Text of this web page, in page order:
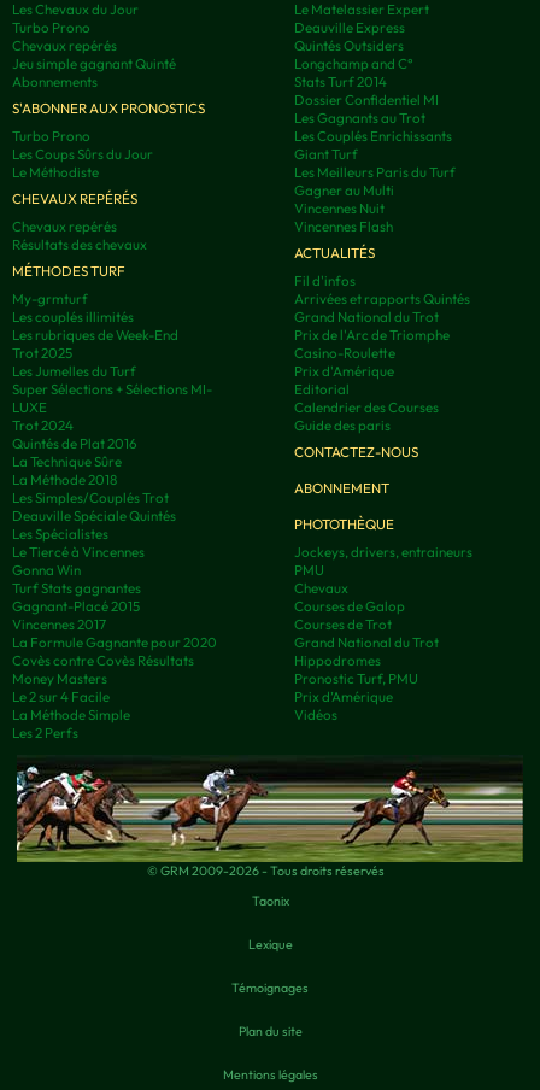
Les Chevaux du Jour
Turbo Prono
Chevaux repérés
Jeu simple gagnant Quinté
Abonnements
S'ABONNER AUX PRONOSTICS
Turbo Prono
Les Coups Sûrs du Jour
Le Méthodiste
CHEVAUX REPÉRÉS
Chevaux repérés
Résultats des chevaux
MÉTHODES TURF
My-grmturf
Les couplés illimités
Les rubriques de Week-End
Trot 2025
Les Jumelles du Turf
Super Sélections + Sélections MI-
LUXE
Trot 2024
Quintés de Plat 2016
La Technique Sûre
La Méthode 2018
Les Simples/Couplés Trot
Deauville Spéciale Quintés
Les Spécialistes
Le Tiercé à Vincennes
Gonna Win
Turf Stats gagnantes
Gagnant-Placé 2015
Vincennes 2017
La Formule Gagnante pour 2020
Covès contre Covès Résultats
Money Masters
Le 2 sur 4 Facile
La Méthode Simple
Les 2 Perfs
Le Matelassier Expert
Deauville Express
Quintés Outsiders
Longchamp and C°
Stats Turf 2014
Dossier Confidentiel MI
Les Gagnants au Trot
Les Couplés Enrichissants
Giant Turf
Les Meilleurs Paris du Turf
Gagner au Multi
Vincennes Nuit
Vincennes Flash
ACTUALITÉS
Fil d'infos
Arrivées et rapports Quintés
Grand National du Trot
Prix de l'Arc de Triomphe
Casino-Roulette
Prix d'Amérique
Editorial
Calendrier des Courses
Guide des paris
CONTACTEZ-NOUS
ABONNEMENT
PHOTOTHÈQUE
Jockeys, drivers, entraineurs
PMU
Chevaux
Courses de Galop
Courses de Trot
Grand National du Trot
Hippodromes
Pronostic Turf, PMU
Prix d’Amérique
Vidéos
© GRM 2009-2026 - Tous droits réservés
Taonix
Lexique
Témoignages
Plan du site
Mentions légales